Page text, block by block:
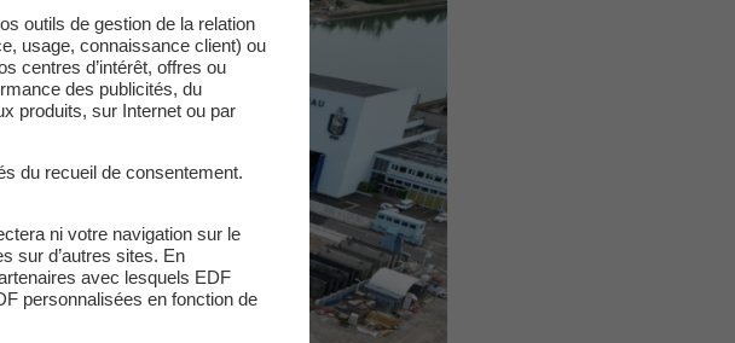
outils de gestion de la relation
usage, connaissance client) ou
centres d’intérêt, offres ou
des publicités, du
produits, sur Internet ou par
du recueil de consentement.
ni votre navigation sur le
sur d’autres sites. En
avec lesquels EDF
personnalisées en fonction de